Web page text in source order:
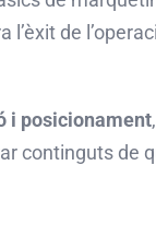
l’èxit de
i posicionament
continguts de